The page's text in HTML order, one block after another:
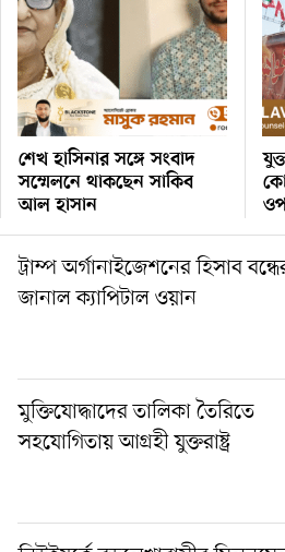
শেখ হাসিনার সঙ্গে সংবাদ
সম্মেলনে থাকছেন সাকিব
আল হাসান
ট্রাম্প অর্গানাইজেশনের হিসাব
জানাল ক্যাপিটাল ওয়ান
মুক্তিযোদ্ধাদের তালিকা তৈরিতে
সহযোগিতায় আগ্রহী যুক্তরাষ্ট্র